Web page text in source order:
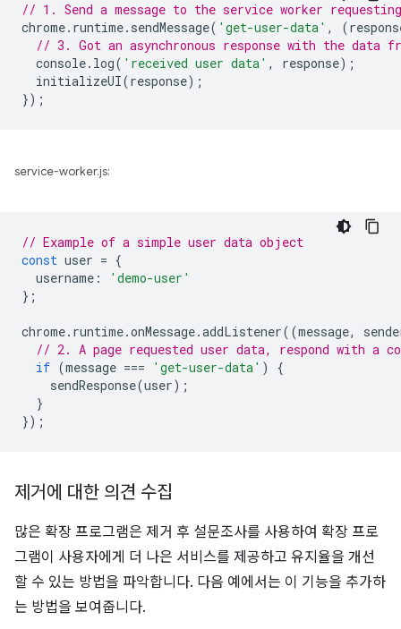
// 1. Send a message to the service worker
chrome. runtime. sendMessage( 'get-user-data' , (
// 3. Got an asynchronous response with the data
console. log( 'received user data' , response);
initializeUI(response);
});
service-worker.js:
// Example of a simple user data object
const user = {
username :
'demo-user'
};
chrome. runtime.onMessage.addListener((message,
// 2. A page requested user data, respond with a
if (message === 'get-user-data' )
{
sendResponse(user);
}
});
제거에 대한 의견 수집
많은 확장 프로그램은 제거 후 설문조사를 사용하여 확장 프로
그램이 사용자에게 더 나은 서비스를 제공하고 유지율을 개선
할 수 있는 방법을 파악합니다. 다음 예에서는 이 기능을 추가하
는 방법을 보여줍니다.